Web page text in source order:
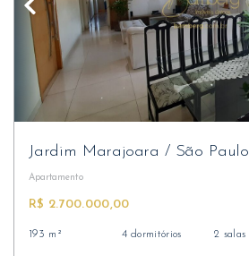
Jardim Marajoara / São Paulo
Apartamento
R$ 2.700.000,00
193 m² 4 dormitórios 2 salas